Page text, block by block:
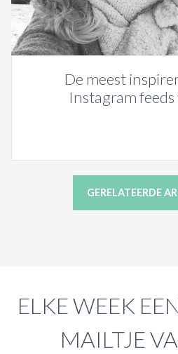
De meest
Instagram
GERELATEERDE
ELKE WEEK
MAILTJE